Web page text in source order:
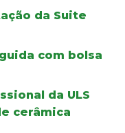
da Suite
com bolsa
da ULS
cerâmica